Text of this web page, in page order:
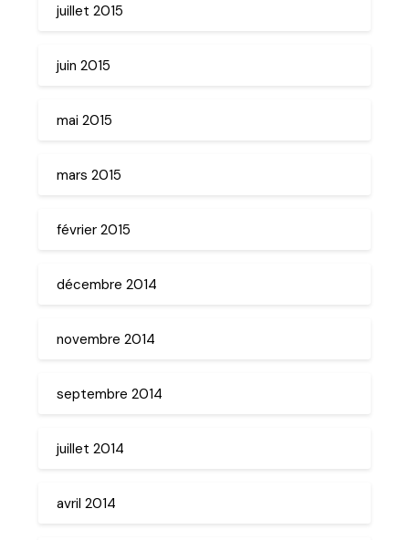
juillet 2015
juin 2015
mai 2015
mars 2015
février 2015
décembre 2014
novembre 2014
septembre 2014
juillet 2014
avril 2014